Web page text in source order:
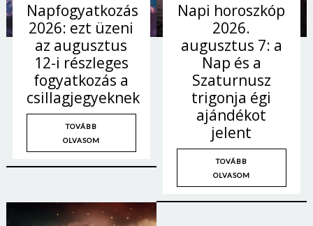
Napfogyatkozás
2026: ezt üzeni
az augusztus
12-i részleges
fogyatkozás a
csillagjegyeknek
TOVÁBB
OLVASOM
Napi horoszkóp
2026.
augusztus 7: a
Nap és a
Szaturnusz
trigonja égi
ajándékot
jelent
TOVÁBB
OLVASOM